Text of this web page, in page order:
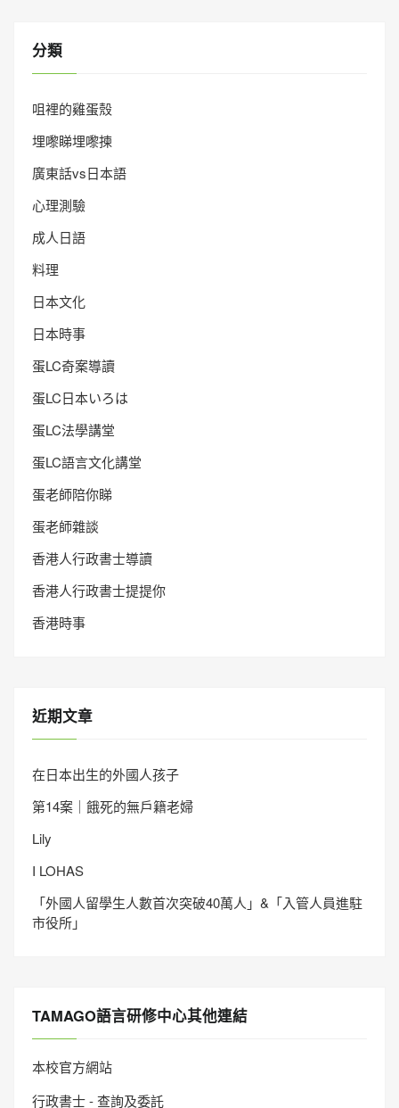
分類
咀裡的雞蛋殼
埋嚟睇埋嚟揀
廣東話vs日本語
心理測驗
成人日語
料理
日本文化
日本時事
蛋LC奇案導讀
蛋LC日本いろは
蛋LC法學講堂
蛋LC語言文化講堂
蛋老師陪你睇
蛋老師雜談
香港人行政書士導讀
香港人行政書士提提你
香港時事
近期文章
在日本出生的外國人孩子
第14案｜餓死的無戶籍老婦
Lily
I LOHAS
「外國人留學生人數首次突破40萬人」&「入管人員進駐
市役所」
TAMAGO語言研修中心其他連結
本校官方網站
行政書士 - 查詢及委託